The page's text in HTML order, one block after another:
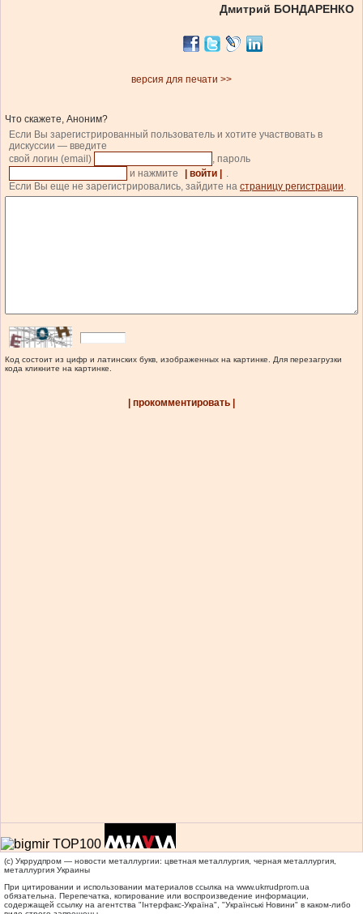
Дмитрий БОНДАРЕНКО
версия для печати >>
Что скажете, Аноним?
Если Вы зарегистрированный пользователь и хотите участвовать в
дискуссии — введите
свой логин (email)
, пароль
и нажмите
| войти |
.
Если Вы еще не зарегистрировались, зайдите на страницу регистрации.
Код состоит из цифр и латинских букв, изображенных на картинке. Для перезагрузки
кода кликните на картинке.
| прокомментировать |
(c) Укррудпром — новости металлургии: цветная металлургия, черная металлургия,
металлургия Украины
При цитировании и использовании материалов ссылка на www.ukrrudprom.ua
обязательна. Перепечатка, копирование или воспроизведение информации,
содержащей ссылку на агентства "Iнтерфакс-Україна", "Українськi Новини" в каком-либо